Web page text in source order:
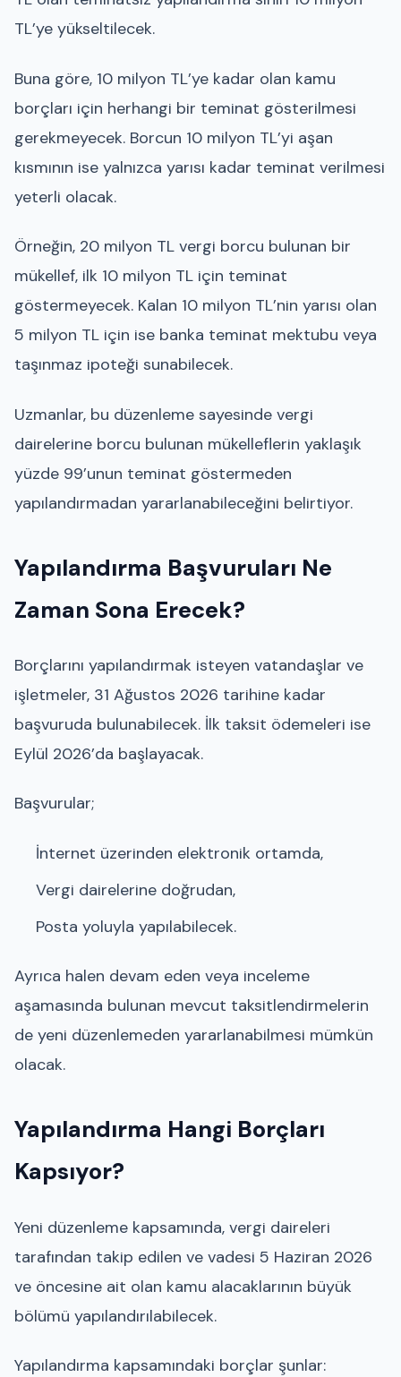
TL’ye yükseltilecek.
Buna göre, 10 milyon TL’ye kadar olan kamu
borçları için herhangi bir teminat gösterilmesi
gerekmeyecek. Borcun 10 milyon TL’yi aşan
kısmının ise yalnızca yarısı kadar teminat verilmesi
yeterli olacak.
Örneğin, 20 milyon TL vergi borcu bulunan bir
mükellef, ilk 10 milyon TL için teminat
göstermeyecek. Kalan 10 milyon TL’nin yarısı olan
5 milyon TL için ise banka teminat mektubu veya
taşınmaz ipoteği sunabilecek.
Uzmanlar, bu düzenleme sayesinde vergi
dairelerine borcu bulunan mükelleflerin yaklaşık
yüzde 99’unun teminat göstermeden
yapılandırmadan yararlanabileceğini belirtiyor.
Yapılandırma Başvuruları Ne
Zaman Sona Erecek?
Borçlarını yapılandırmak isteyen vatandaşlar ve
işletmeler, 31 Ağustos 2026 tarihine kadar
başvuruda bulunabilecek. İlk taksit ödemeleri ise
Eylül 2026’da başlayacak.
Başvurular;
İnternet üzerinden elektronik ortamda,
Vergi dairelerine doğrudan,
Posta yoluyla yapılabilecek.
Ayrıca halen devam eden veya inceleme
aşamasında bulunan mevcut taksitlendirmelerin
de yeni düzenlemeden yararlanabilmesi mümkün
olacak.
Yapılandırma Hangi Borçları
Kapsıyor?
Yeni düzenleme kapsamında, vergi daireleri
tarafından takip edilen ve vadesi 5 Haziran 2026
ve öncesine ait olan kamu alacaklarının büyük
bölümü yapılandırılabilecek.
Yapılandırma kapsamındaki borçlar şunlar: